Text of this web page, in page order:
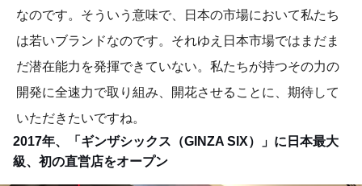
なのです。そういう意味で、日本の市場において私たち
は若いブランドなのです。それゆえ日本市場ではまだま
だ潜在能力を発揮できていない。私たちが持つその力の
開発に全速力で取り組み、開花させることに、期待して
いただきたいですね。
2017年、「ギンザシックス（GINZA SIX）」に日本最大
級、初の直営店をオープン